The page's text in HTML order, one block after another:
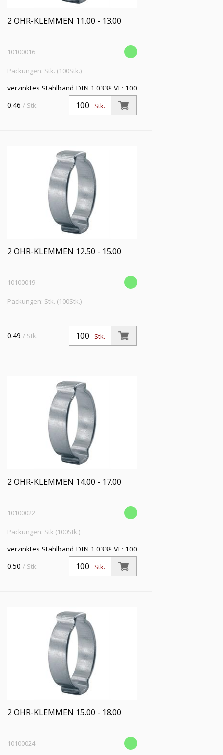
2 OHR-KLEMMEN 11.00 - 13.00
10100016
Packungen: Stk. (100Stk.)
verzinktes Stahlband DIN 1.0338 VE: 100
Stk.
0.46 / Stk.
2 OHR-KLEMMEN 12.50 - 15.00
10100019
Packungen: Stk. (100Stk.)
Stk.
0.49 / Stk.
2 OHR-KLEMMEN 14.00 - 17.00
10100022
Packungen: Stk (100Stk.)
verzinktes Stahlband DIN 1.0338 VE: 100
Stk.
0.50 / Stk.
2 OHR-KLEMMEN 15.00 - 18.00
10100024